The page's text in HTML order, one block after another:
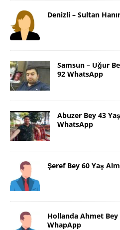
Denizli – Sultan
Samsun – Uğur
92 WhatsApp
Abuzer Bey 43
WhatsApp
Şeref Bey 60 Yaş
Hollanda Ahmet Bey
WhapApp